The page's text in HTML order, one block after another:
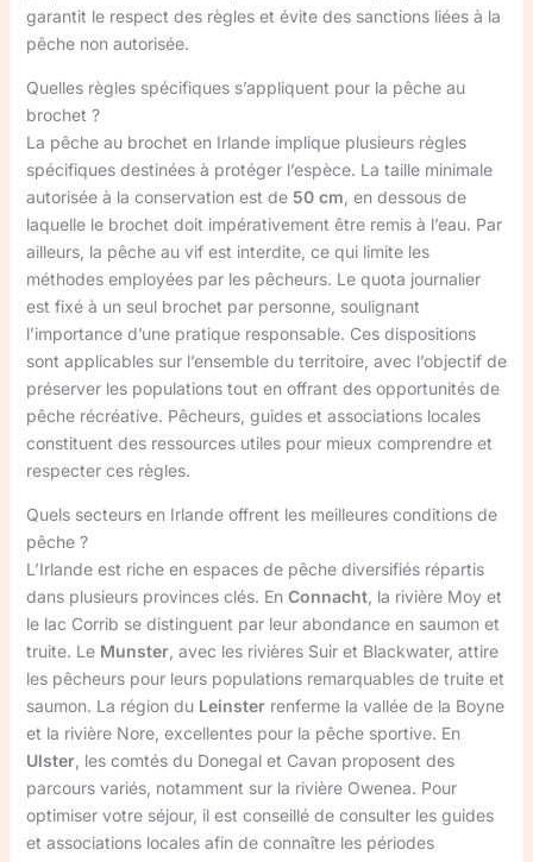
garantit le respect des règles et évite des sanctions liées à la
pêche non autorisée.
Quelles règles spécifiques s’appliquent pour la pêche au
brochet ?
La pêche au brochet en Irlande implique plusieurs règles
spécifiques destinées à protéger l’espèce. La taille minimale
autorisée à la conservation est de 50 cm , en dessous de
laquelle le brochet doit impérativement être remis à l’eau. Par
ailleurs, la pêche au vif est interdite, ce qui limite les
méthodes employées par les pêcheurs. Le quota journalier
est fixé à un seul brochet par personne, soulignant
l’importance d’une pratique responsable. Ces dispositions
sont applicables sur l’ensemble du territoire, avec l’objectif de
préserver les populations tout en offrant des opportunités de
pêche récréative. Pêcheurs, guides et associations locales
constituent des ressources utiles pour mieux comprendre et
respecter ces règles.
Quels secteurs en Irlande offrent les meilleures conditions de
pêche ?
L’Irlande est riche en espaces de pêche diversifiés répartis
dans plusieurs provinces clés. En Connacht, la rivière Moy et
le lac Corrib se distinguent par leur abondance en saumon et
truite. Le Munster, avec les rivières Suir et Blackwater, attire
les pêcheurs pour leurs populations remarquables de truite et
saumon. La région du Leinsterrenferme la vallée de la Boyne
et la rivière Nore, excellentes pour la pêche sportive. En
Ulster, les comtés du Donegal et Cavan proposent des
parcours variés, notamment sur la rivière Owenea. Pour
optimiser votre séjour, il est conseillé de consulter les guides
et associations locales afin de connaître les périodes